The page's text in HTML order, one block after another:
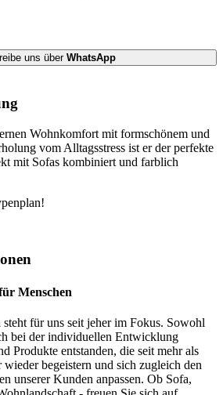
uns über WhatsApp
Wohnkomfort mit formschönem und
vom Alltagsstress ist er der perfekte
mit Sofas kombiniert und farblich
Menschen
für uns seit jeher im Fokus. Sowohl
bei der individuellen Entwicklung
Produkte entstanden, die seit mehr als
begeistern und sich zugleich den
unserer Kunden anpassen. Ob Sofa,